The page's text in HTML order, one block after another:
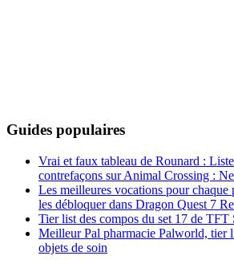
Guides populaires
Vrai et faux tableau de Rounard :
contrefaçons sur Animal Crossing :
Les meilleures vocations pour chaque
les débloquer dans Dragon Quest 7
Tier list des compos du set 17 de TFT
Meilleur Pal pharmacie Palworld, tier
objets de soin